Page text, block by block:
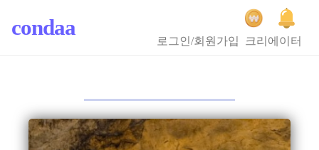
condaa
로그인/회원가입 크리에이터